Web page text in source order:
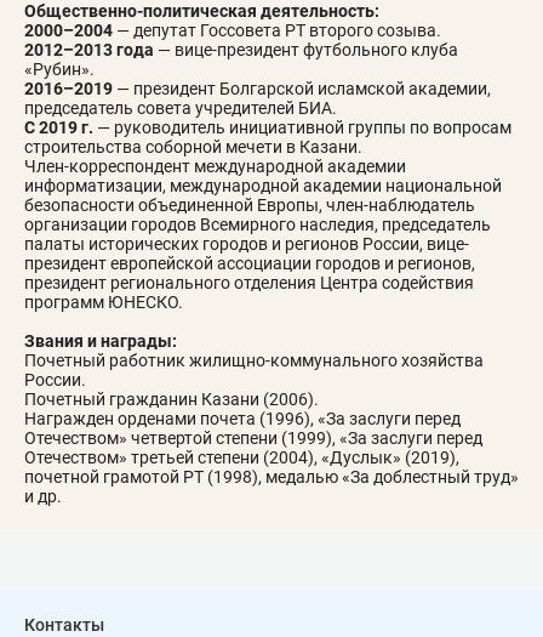
Общественно-политическая деятельность:
2000–2004 — депутат Госсовета РТ второго созыва.
2012–2013 года — вице-президент футбольного клуба
«Рубин».
2016–2019 — президент Болгарской исламской академии,
председатель совета учредителей БИА.
С 2019 г. — руководитель инициативной группы по вопросам
строительства соборной мечети в Казани.
Член-корреспондент международной академии
информатизации, международной академии национальной
безопасности объединенной Европы, член-наблюдатель
организации городов Всемирного наследия, председатель
палаты исторических городов и регионов России, вице-
президент европейской ассоциации городов и регионов,
президент регионального отделения Центра содействия
программ ЮНЕСКО.
Звания и награды:
Почетный работник жилищно-коммунального хозяйства
России.
Почетный гражданин Казани (2006).
Награжден орденами почета (1996), «За заслуги перед
Отечеством» четвертой степени (1999), «За заслуги перед
Отечеством» третьей степени (2004), «Дуслык» (2019),
почетной грамотой РТ (1998), медалью «За доблестный труд»
и др.
Контакты